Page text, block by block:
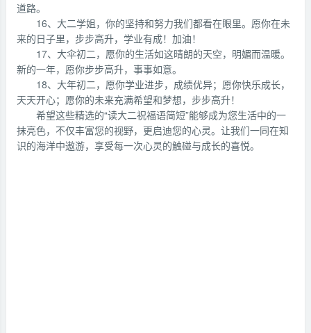
道路。
16、大二学姐，你的坚持和努力我们都看在眼里。愿你在未
来的日子里，步步高升，学业有成！加油！
17、大伞初二，愿你的生活如这晴朗的天空，明媚而温暖。
新的一年，愿你步步高升，事事如意。
18、大年初二，愿你学业进步，成绩优异；愿你快乐成长，
天天开心；愿你的未来充满希望和梦想，步步高升！
希望这些精选的“读大二祝福语简短”能够成为您生活中的一
抹亮色，不仅丰富您的视野，更启迪您的心灵。让我们一同在知
识的海洋中遨游，享受每一次心灵的触碰与成长的喜悦。